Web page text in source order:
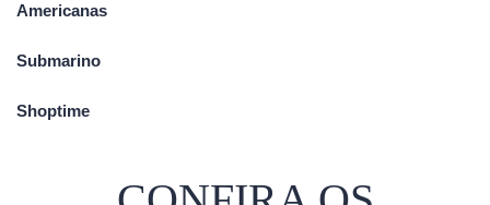
Americanas
Submarino
Shoptime